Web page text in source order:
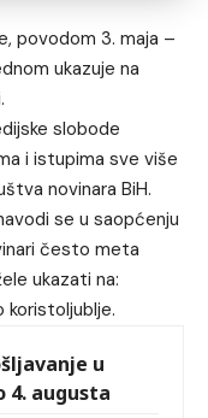
povodom 3. maja –
ukazuje na
slobode
i istupima sve više
novinara BiH.
se u saopćenju
često meta
ukazati na:
koristoljublje.
u
4. augusta